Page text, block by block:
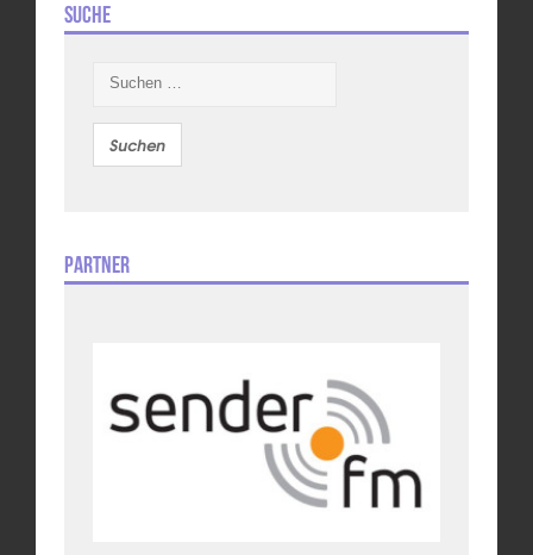
Suche
nach:
Partner